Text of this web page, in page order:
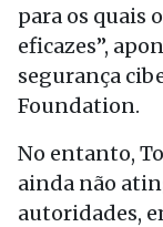
para os quais
eficazes”,
segurança
Foundation.
No entanto,
ainda não
autoridades,